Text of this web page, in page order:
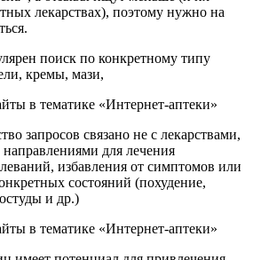
лекарствах), поэтому нужно на
поиск по конкретному типу
кремы, мази,
запросов связано не с лекарствами,
для лечения
избавления от симптомов или
состояний (похудение,
и др.)